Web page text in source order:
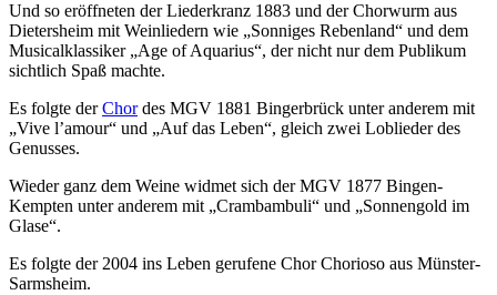
Und so eröffneten der Liederkranz 1883 und der Chorwurm aus
Dietersheim mit Weinliedern wie „Sonniges Rebenland“ und dem
Musicalklassiker „Age of Aquarius“, der nicht nur dem Publikum
sichtlich Spaß machte.
Es folgte derChordes MGV 1881 Bingerbrück unter anderem mit
„Vive l’amour“ und „Auf das Leben“, gleich zwei Loblieder des
Genusses.
Wieder ganz dem Weine widmet sich der MGV 1877 Bingen-
Kempten unter anderem mit „Crambambuli“ und „Sonnengold im
Glase“.
Es folgte der 2004 ins Leben gerufene Chor Chorioso aus Münster-
Sarmsheim.